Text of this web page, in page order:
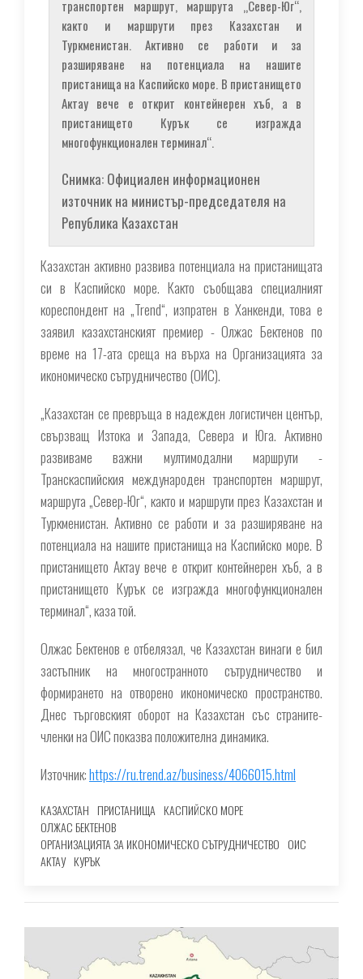
транспортен маршрут, маршрута „Север-Юг“,
както и маршрути през Казахстан и
Туркменистан. Активно се работи и за
разширяване на потенциала на нашите
пристанища на Каспийско море. В пристанището
Актау вече е открит контейнерен хъб, а в
пристанището Курък се изгражда
многофункционален терминал“.
Снимка: Официален информационен
източник на министър-председателя на
Република Казахстан
Казахстан активно развива потенциала на пристанищата
си в Каспийско море. Както съобщава специалният
кореспондент на „Trend“, изпратен в Ханкенди, това е
заявил казахстанският премиер - Олжас Бектенов по
време на 17-ата среща на върха на Организацията за
икономическо сътрудничество (ОИС).
„Казахстан се превръща в надежден логистичен център,
свързващ Изтока и Запада, Севера и Юга. Активно
развиваме важни мултимодални маршрути -
Транскаспийския международен транспортен маршрут,
маршрута „Север-Юг“, както и маршрути през Казахстан и
Туркменистан. Активно се работи и за разширяване на
потенциала на нашите пристанища на Каспийско море. В
пристанището Актау вече е открит контейнерен хъб, а в
пристанището Курък се изгражда многофункционален
терминал“, каза той.
Олжас Бектенов е отбелязал, че Казахстан винаги е бил
застъпник на многостранното сътрудничество и
формирането на отворено икономическо пространство.
Днес търговският оборот на Казахстан със страните-
членки на ОИС показва положителна динамика.
Източник:https://ru.trend.az/business/4066015.html
КАЗАХСТАН ПРИСТАНИЩА КАСПИЙСКО МОРЕ
ОЛЖАС БЕКТЕНОВ
ОРГАНИЗАЦИЯТА ЗА ИКОНОМИЧЕСКО СЪТРУДНИЧЕСТВО ОИС
АКТАУ КУРЪК